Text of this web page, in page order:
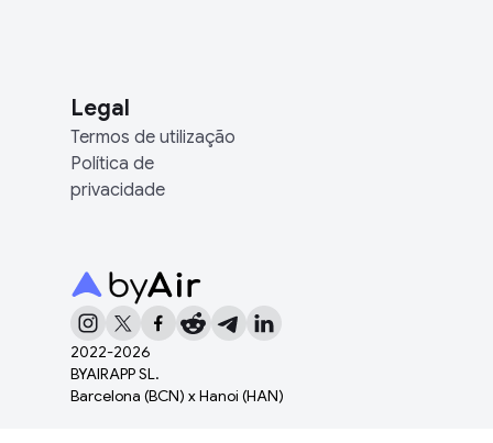
2022-2026
BYAIRAPP SL.
Barcelona (BCN) x Hanoi (HAN)
Legal
Termos de utilização
Política de
privacidade